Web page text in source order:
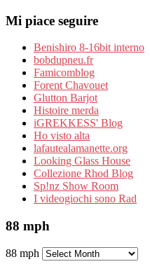
Mi piace seguire
Benishiro 8-16bit interno
bobdupneu.fr
Famicomblog
Forent Chavouet
Glutton Barjot
Histoire merda
iGREKKESS' Blog
Ho visto alta
lafautealamanette.org
Looking Glass House
Collezione Rhod Blog
Sp!nz Show Room
I videogiochi sono Rad
88 mph
88 mph